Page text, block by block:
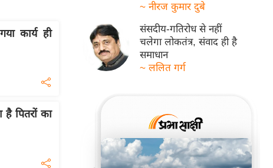
कार्य ही
पितरों का
~ नीरज कुमार दुबे
संसदीय-गतिरोध से नहीं
चलेगा लोकतंत्र, संवाद ही है
समाधान
~ ललित गर्ग